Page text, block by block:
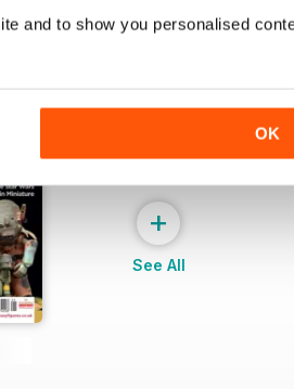
and to show you personalised
OK
+
See All